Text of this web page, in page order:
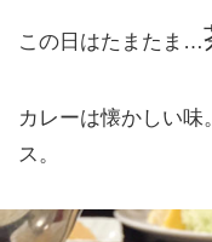
この日はたまたま…
カレーは懐かしい味
ス。